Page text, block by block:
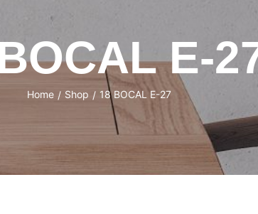
E-
Home / Shop / 18 BOCAL E-27